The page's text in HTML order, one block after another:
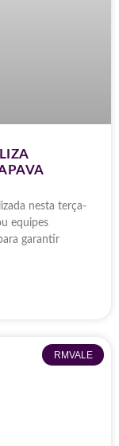
nesta terça-
equipes
garantir
RMVALE